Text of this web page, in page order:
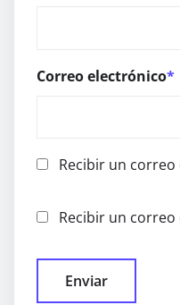
Correo electrónico*
Recibir un
Recibir un